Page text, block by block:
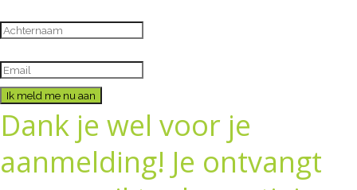
Ik meld me nu aan
Dank je wel voor je
aanmelding! Je ontvangt